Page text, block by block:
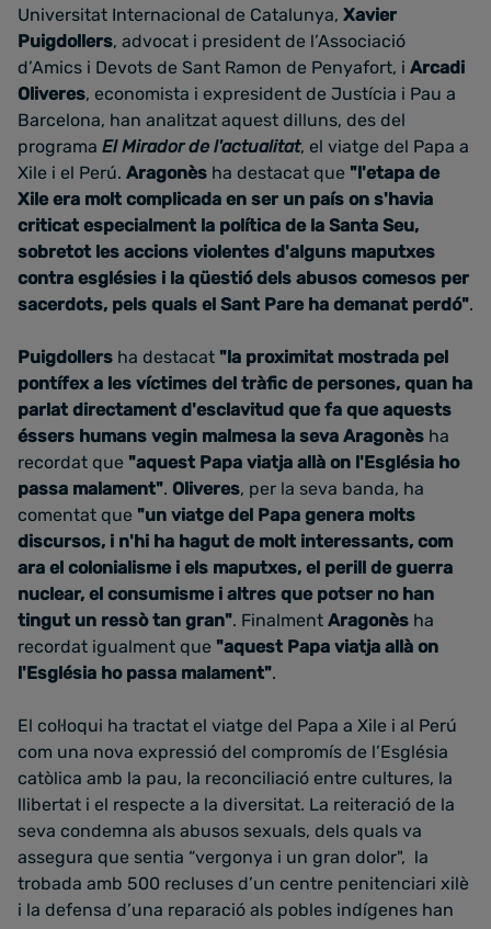
Universitat Internacional de Catalunya, Xavier
Puigdollers, advocat i president de l’Associació
d’Amics i Devots de Sant Ramon de Penyafort, i Arcadi
Oliveres, economista i expresident de Justícia i Pau a
Barcelona, han analitzat aquest dilluns, des del
programa El Mirador de l'actualitat, el viatge del Papa a
Xile i el Perú. Aragonès ha destacat que "l'etapa de
Xile era molt complicada en ser un país on s'havia
criticat especialment la política de la Santa Seu,
sobretot les accions violentes d'alguns maputxes
contra esglésies i la qüestió dels abusos comesos per
sacerdots, pels quals el Sant Pare ha demanat perdó".
Puigdollers ha destacat "la proximitat mostrada pel
pontífex a les víctimes del tràfic de persones, quan ha
parlat directament d'esclavitud que fa que aquests
éssers humans vegin malmesa la seva Aragonès ha
recordat que "aquest Papa viatja allà on l'Església ho
passa malament". Oliveres, per la seva banda, ha
comentat que "un viatge del Papa genera molts
discursos, i n'hi ha hagut de molt interessants, com
ara el colonialisme i els maputxes, el perill de guerra
nuclear, el consumisme i altres que potser no han
tingut un ressò tan gran". Finalment Aragonès ha
recordat igualment que "aquest Papa viatja allà on
l'Església ho passa malament".
El col·loqui ha tractat el viatge del Papa a Xile i al Perú
com una nova expressió del compromís de l’Església
catòlica amb la pau, la reconciliació entre cultures, la
llibertat i el respecte a la diversitat. La reiteració de la
seva condemna als abusos sexuals, dels quals va
assegura que sentia “vergonya i un gran dolor", la
trobada amb 500 recluses d’un centre penitenciari xilè
i la defensa d’una reparació als pobles indígenes han